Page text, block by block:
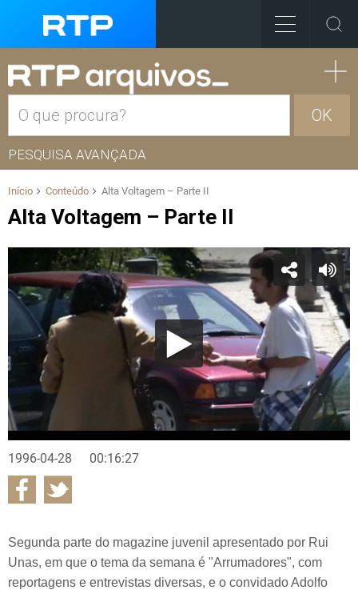
OK
PESQUISA AVANÇADA
Início Conteúdo Alta Voltagem – Parte II
Alta Voltagem – Parte II
1996-04-28 00:16:27
Segunda parte do magazine juvenil apresentado por Rui
Unas, em que o tema da semana é "Arrumadores", com
reportagens e entrevistas diversas, e o convidado Adolfo